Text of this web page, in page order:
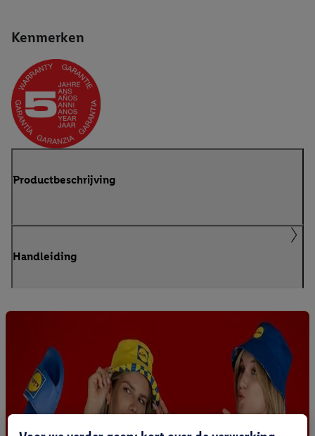
Kenmerken
Productbeschrijving
Handleiding